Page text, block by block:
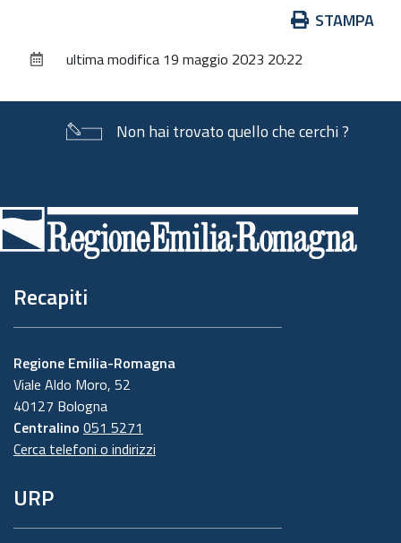
documento
STAMPA
ultima modifica 19 maggio 2023 20:22
Non hai trovato quello che cerchi ?
di
pagina
Recapiti
Regione Emilia-Romagna
Viale Aldo Moro, 52
40127 Bologna
Centralino 051 5271
Cerca telefoni o indirizzi
URP